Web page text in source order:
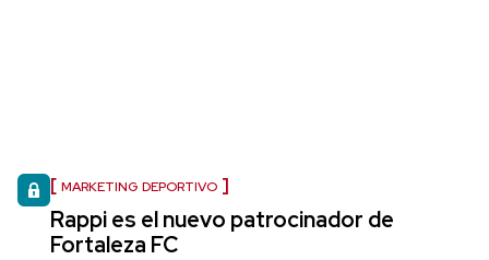
MARKETING DEPORTIVO
Rappi es el nuevo patrocinador de
Fortaleza FC